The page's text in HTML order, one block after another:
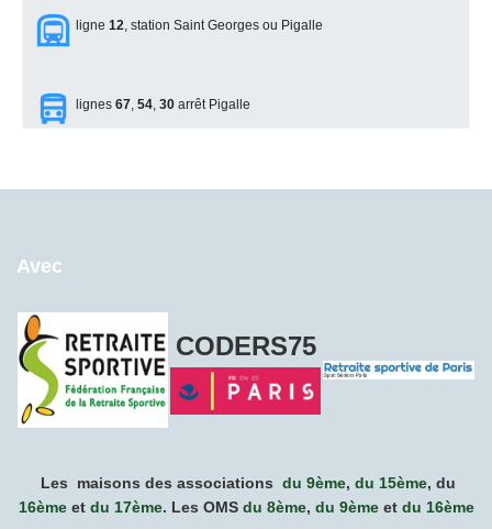
ligne 12, station Saint Georges ou Pigalle
lignes 67, 54, 30 arrêt Pigalle
Avec
CODERS75
Les maisons des associations du 9ème, du 15ème, du
16èmeet du 17ème. Les OMS du 8ème, du 9èmeet du 16ème